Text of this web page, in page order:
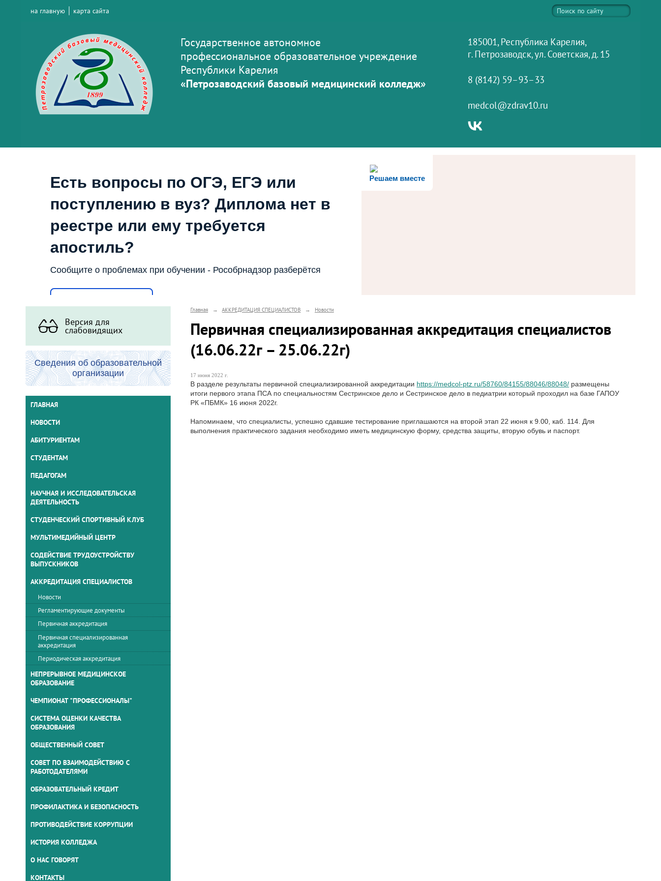
на главную карта сайта
Государственное автономное
профессиональное образовательное учреждение
Республики Карелия
«Петрозаводский базовый медицинский колледж»
185001, Республика Карелия,
г. Петрозаводск, ул. Советская, д. 15
8 (8142) 59–93–33
medcol@zdrav10.ru
Решаем вместе
Есть вопросы по ОГЭ, ЕГЭ или
поступлению в вуз? Диплома нет в
реестре или ему требуется
апостиль?
Сообщите о проблемах при обучении - Рособрнадзор разберётся
Версия для
слабовидящих
Сведения об образовательной
организации
ГЛАВНАЯ
НОВОСТИ
АБИТУРИЕНТАМ
СТУДЕНТАМ
ПЕДАГОГАМ
НАУЧНАЯ И ИССЛЕДОВАТЕЛЬСКАЯ
ДЕЯТЕЛЬНОСТЬ
СТУДЕНЧЕСКИЙ СПОРТИВНЫЙ КЛУБ
МУЛЬТИМЕДИЙНЫЙ ЦЕНТР
СОДЕЙСТВИЕ ТРУДОУСТРОЙСТВУ
ВЫПУСКНИКОВ
АККРЕДИТАЦИЯ СПЕЦИАЛИСТОВ
Новости
Регламентирующие документы
Первичная аккредитация
Первичная специализированная
аккредитация
Периодическая аккредитация
НЕПРЕРЫВНОЕ МЕДИЦИНСКОЕ
ОБРАЗОВАНИЕ
ЧЕМПИОНАТ "ПРОФЕССИОНАЛЫ"
СИСТЕМА ОЦЕНКИ КАЧЕСТВА
ОБРАЗОВАНИЯ
ОБЩЕСТВЕННЫЙ СОВЕТ
СОВЕТ ПО ВЗАИМОДЕЙСТВИЮ С
РАБОТОДАТЕЛЯМИ
ОБРАЗОВАТЕЛЬНЫЙ КРЕДИТ
ПРОФИЛАКТИКА И БЕЗОПАСНОСТЬ
ПРОТИВОДЕЙСТВИЕ КОРРУПЦИИ
ИСТОРИЯ КОЛЛЕДЖА
О НАС ГОВОРЯТ
КОНТАКТЫ
Главная → АККРЕДИТАЦИЯ СПЕЦИАЛИСТОВ → Новости
Первичная специализированная аккредитация специалистов
(16.06.22г – 25.06.22г)
17 июня 2022 г.
В разделе результаты первичной специализированной аккредитации https://medcol-ptz.ru/58760/84155/88046/88048/ размещены
итоги первого этапа ПСА по специальностям Сестринское дело и Сестринское дело в педиатрии который проходил на базе ГАПОУ
РК «ПБМК» 16 июня 2022г.
Напоминаем, что специалисты, успешно сдавшие тестирование приглашаются на второй этап 22 июня к 9.00, каб. 114. Для
выполнения практического задания необходимо иметь медицинскую форму, средства защиты, вторую обувь и паспорт.